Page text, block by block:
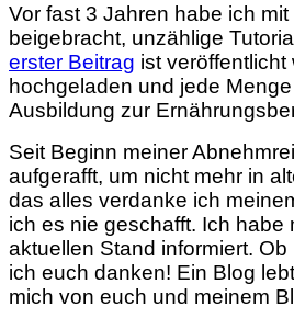
Vor fast 3 Jahren habe ich
beigebracht, unzählige
erster Beitrag ist
hochgeladen und jede
Ausbildung zur
Seit Beginn meiner
aufgerafft, um nicht mehr in
das alles verdanke ich
ich es nie geschafft. Ich
aktuellen Stand informiert.
ich euch danken! Ein Blog
mich von euch und meinem